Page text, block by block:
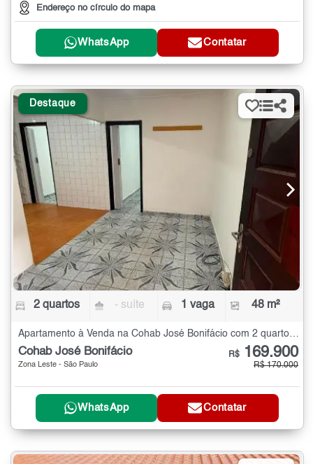
Endereço no círculo do mapa
WhatsApp Contatar
Destaque
2 quartos - suíte 1 vaga 48 m²
Cohab José Bonifácio
Zona Leste - São Paulo
R$ 169.900
R$ 170.000
WhatsApp Contatar